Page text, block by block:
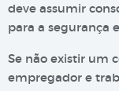
deve assumir
para a segurança
Se não existir um
empregador e